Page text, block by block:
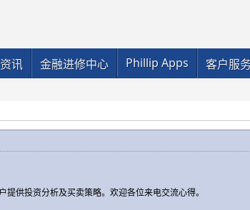
讯 金融进修中心 Phillip Apps 客户服
供投资分析及买卖策略。欢迎各位来电交流心得。